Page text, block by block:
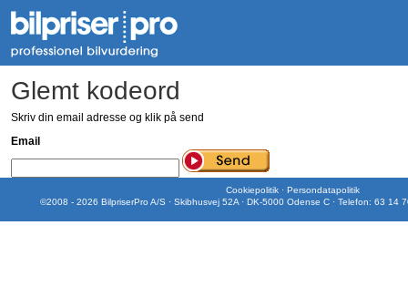
Glemt kodeord
Skriv din email adresse og klik på send
Email
Cookiepolitik · Persondatapolitik
©2008 - 2026 BilpriserPro A/S · Skibhusvej 52A · DK-5000 Odense C · Telefon: 63 14